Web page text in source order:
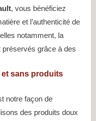
, vous bénéficiez
et l’authenticité de
notamment, la
préservés grâce à des
sans produits
notre façon de
des produits doux